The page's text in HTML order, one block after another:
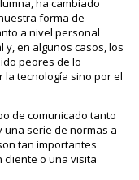
ha cambiado
forma de
a nivel personal
y, en algunos casos, los
peores de lo
la tecnología sino por el
de comunicado tanto
serie de normas a
tan importantes
cliente o una visita